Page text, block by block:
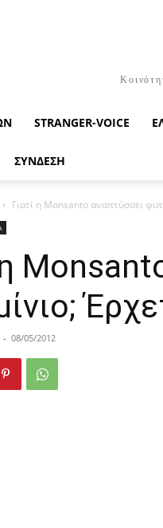
STRANGER-VOICE
ΣΥΝΔΕΣΗ
Γιατί η Monsanto αναπτύσσει
η
- 08/05/2012